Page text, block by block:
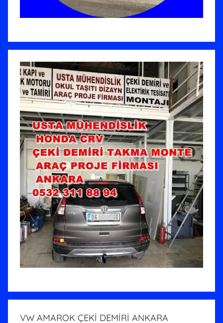
VW AMAROK ÇEKİ DEMİRİ ANKARA